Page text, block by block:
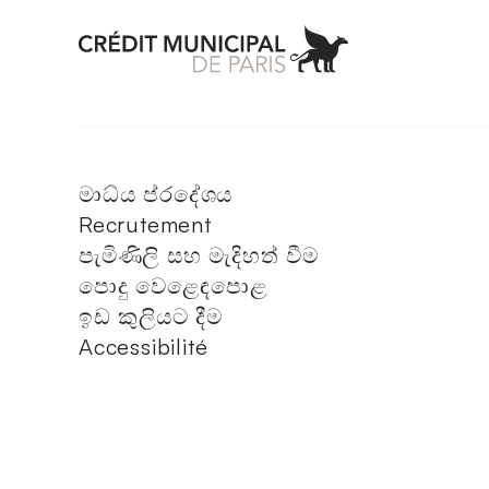
Aller à l'accueil
මාධ්ය ප්රදේශය
Recrutement
පැමිණිලි සහ මැදිහත් වීම
පොදු වෙළෙඳපොළ
ඉඩ කුලියට දීම
Accessibilité